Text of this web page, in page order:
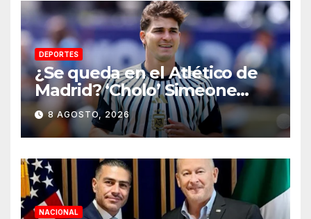
DEPORTES
¿Se queda en el Atlético de
Madrid? ‘Cholo’ Simeone
responde contundente sobre
el futuro de Julián Álvarez
8 AGOSTO, 2026
NACIONAL